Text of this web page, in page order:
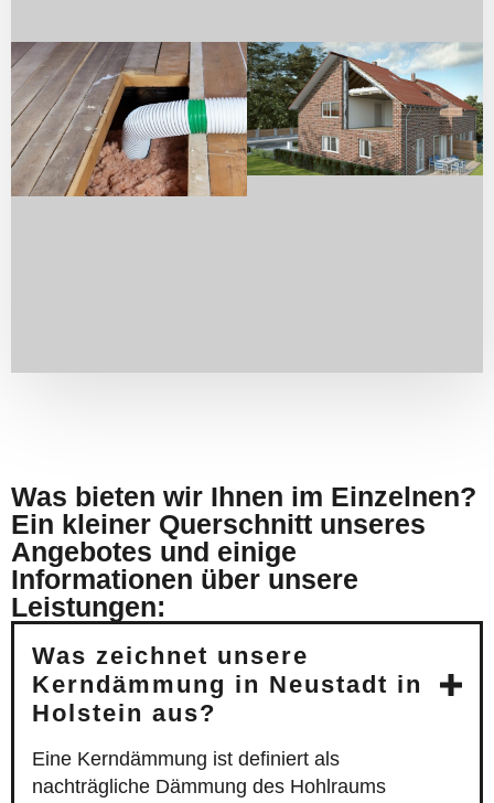
Was bieten wir Ihnen im Einzelnen?
Ein kleiner Querschnitt unseres
Angebotes und einige
Informationen über unsere
Leistungen:
Was zeichnet unsere
Kerndämmung in Neustadt in
Holstein aus?
Eine Kerndämmung ist definiert als
nachträgliche Dämmung des Hohlraums